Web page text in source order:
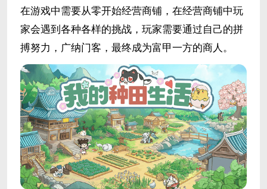
在游戏中需要从零开始经营商铺，在经营商铺中玩
家会遇到各种各样的挑战，玩家需要通过自己的拼
搏努力，广纳门客，最终成为富甲一方的商人。